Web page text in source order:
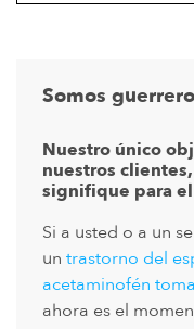
Somos
Nuestro único
nuestros
signifique para
Si a usted o a un
un trastorno del
acetaminofén
ahora es el